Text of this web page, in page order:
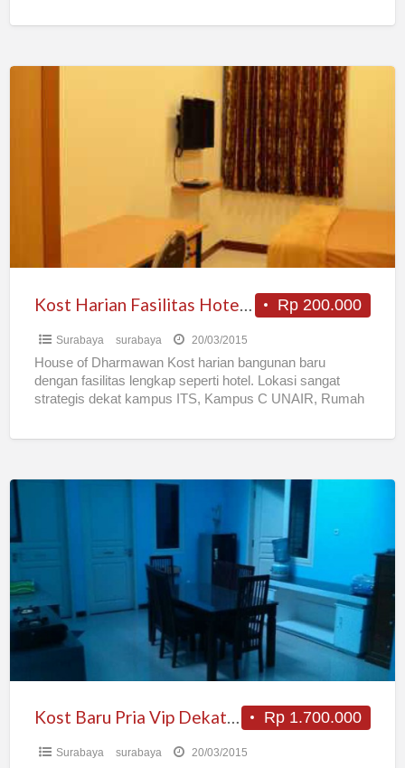
Rp 200.000
Surabaya surabaya 20/03/2015
House of Dharmawan Kost harian bangunan baru
dengan fasilitas lengkap seperti hotel. Lokasi sangat
strategis dekat kampus ITS, Kampus C UNAIR, Rumah
Kost
Baru
Pria
Vip
Dekat
Its
Hang
Rp 1.700.000
Kost Baru Pria Vip Dekat Its Hang Tuah
Surabaya surabaya 20/03/2015